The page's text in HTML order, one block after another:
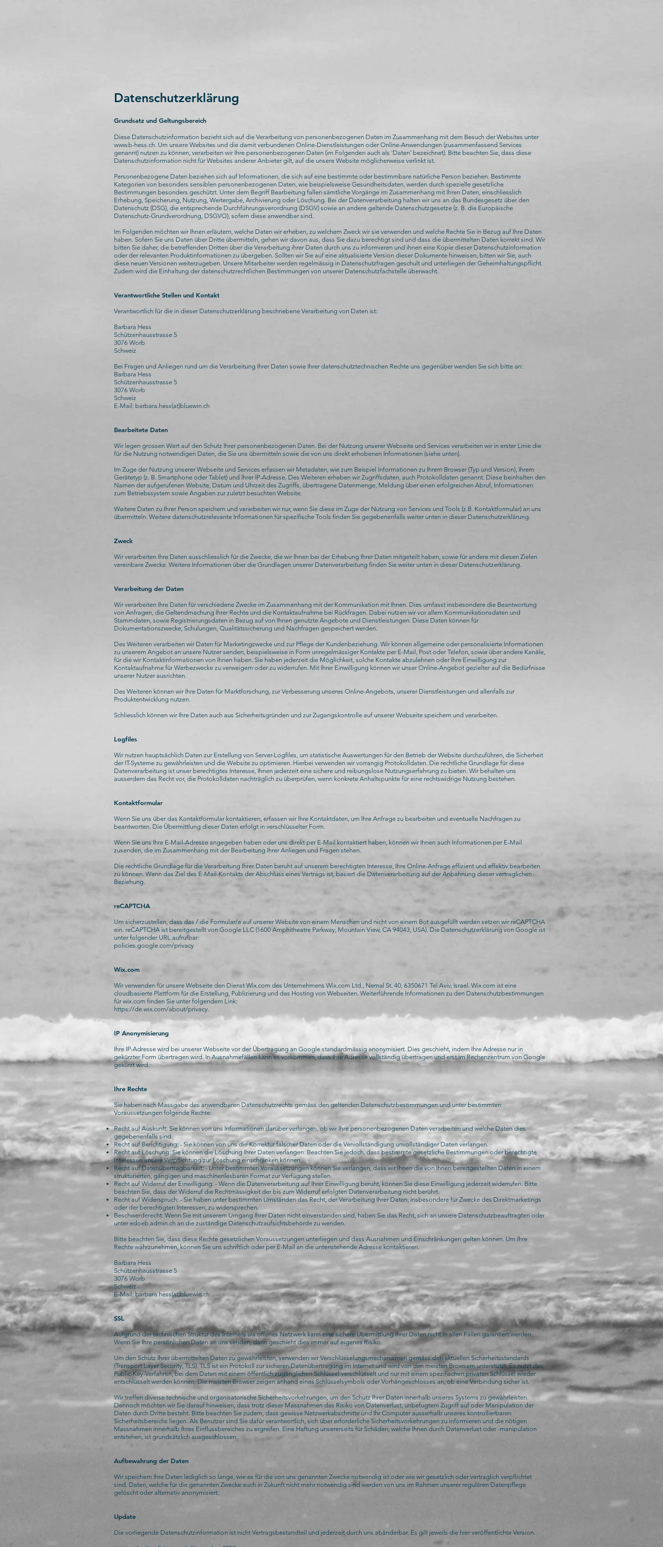
Datenschutzerklärung
Grundsatz und Geltungsbereich
Diese Datenschutzinformation bezieht sich auf die Verarbeitung von personenbezogenen Daten im Zusammenhang mit dem Besuch der Websites unter
www.b-hess.ch. Um unsere Websites und die damit verbundenen Online-Dienstleistungen oder Online-Anwendungen (zusammenfassend Services
genannt) nutzen zu können, verarbeiten wir Ihre personenbezogenen Daten (im Folgenden auch als 'Daten' bezeichnet). Bitte beachten Sie, dass diese
Datenschutzinformation nicht für Websites anderer Anbieter gilt, auf die unsere Website möglicherweise verlinkt ist.
Personenbezogene Daten beziehen sich auf Informationen, die sich auf eine bestimmte oder bestimmbare natürliche Person beziehen. Bestimmte
Kategorien von besonders sensiblen personenbezogenen Daten, wie beispielsweise Gesundheitsdaten, werden durch spezielle gesetzliche
Bestimmungen besonders geschützt. Unter dem Begriff Bearbeitung fallen sämtliche Vorgänge im Zusammenhang mit Ihren Daten, einschliesslich
Erhebung, Speicherung, Nutzung, Weitergabe, Archivierung oder Löschung. Bei der Datenverarbeitung halten wir uns an das Bundesgesetz über den
Datenschutz (DSG), die entsprechende Durchführungsverordnung (DSGV) sowie an andere geltende Datenschutzgesetze (z. B. die Europäische
Datenschutz-Grundverordnung, DSGVO), sofern diese anwendbar sind.
Im Folgenden möchten wir Ihnen erläutern, welche Daten wir erheben, zu welchem Zweck wir sie verwenden und welche Rechte Sie in Bezug auf Ihre Daten
haben. Sofern Sie uns Daten über Dritte übermitteln, gehen wir davon aus, dass Sie dazu berechtigt sind und dass die übermittelten Daten korrekt sind. Wir
bitten Sie daher, die betreffenden Dritten über die Verarbeitung ihrer Daten durch uns zu informieren und ihnen eine Kopie dieser Datenschutzinformation
oder der relevanten Produktinformationen zu übergeben. Sollten wir Sie auf eine aktualisierte Version dieser Dokumente hinweisen, bitten wir Sie, auch
diese neuen Versionen weiterzugeben. Unsere Mitarbeiter werden regelmässig in Datenschutzfragen geschult und unterliegen der Geheimhaltungspflicht.
Zudem wird die Einhaltung der datenschutzrechtlichen Bestimmungen von unserer Datenschutzfachstelle überwacht.
Verantwortliche Stellen und Kontakt
Verantwortlich für die in dieser Datenschutzerklärung beschriebene Verarbeitung von Daten ist:
Barbara Hess
Schützenhausstrasse 5
3076 Worb
Schweiz
Bei Fragen und Anliegen rund um die Verarbeitung Ihrer Daten sowie Ihrer datenschutztechnischen Rechte uns gegenüber wenden Sie sich bitte an:
Barbara Hess
Schützenhausstrasse 5
3076 Worb
Schweiz
E-Mail: barbara.hess(at)bluewin.ch
Bearbeitete Daten
Wir legen grossen Wert auf den Schutz Ihrer personenbezogenen Daten. Bei der Nutzung unserer Webseite und Services verarbeiten wir in erster Linie die
für die Nutzung notwendigen Daten, die Sie uns übermitteln sowie die von uns direkt erhobenen Informationen (siehe unten).
Im Zuge der Nutzung unserer Webseite und Services erfassen wir Metadaten, wie zum Beispiel Informationen zu Ihrem Browser (Typ und Version), Ihrem
Gerätetyp (z. B. Smartphone oder Tablet) und Ihrer IP-Adresse. Des Weiteren erheben wir Zugriffsdaten, auch Protokolldaten genannt. Diese beinhalten den
Namen der aufgerufenen Website, Datum und Uhrzeit des Zugriffs, übertragene Datenmenge, Meldung über einen erfolgreichen Abruf, Informationen
zum Betriebssystem sowie Angaben zur zuletzt besuchten Website.
Weitere Daten zu Ihrer Person speichern und verarbeiten wir nur, wenn Sie diese im Zuge der Nutzung von Services und Tools (z.B. Kontaktformular) an uns
übermitteln. Weitere datenschutzrelevante Informationen für spezifische Tools finden Sie gegebenenfalls weiter unten in dieser Datenschutzerklärung.
Zweck
Wir verarbeiten Ihre Daten ausschliesslich für die Zwecke, die wir Ihnen bei der Erhebung Ihrer Daten mitgeteilt haben, sowie für andere mit diesen Zielen
vereinbare Zwecke. Weitere Informationen über die Grundlagen unserer Datenverarbeitung finden Sie weiter unten in dieser Datenschutzerklärung.
Verarbeitung der Daten
Wir verarbeiten Ihre Daten für verschiedene Zwecke im Zusammenhang mit der Kommunikation mit Ihnen. Dies umfasst insbesondere die Beantwortung
von Anfragen, die Geltendmachung Ihrer Rechte und die Kontaktaufnahme bei Rückfragen. Dabei nutzen wir vor allem Kommunikationsdaten und
Stammdaten, sowie Registrierungsdaten in Bezug auf von Ihnen genutzte Angebote und Dienstleistungen. Diese Daten können für
Dokumentationszwecke, Schulungen, Qualitätssicherung und Nachfragen gespeichert werden.
Des Weiteren verarbeiten wir Daten für Marketingzwecke und zur Pflege der Kundenbeziehung. Wir können allgemeine oder personalisierte Informationen
zu unserem Angebot an unsere Nutzer senden, beispielsweise in Form unregelmässiger Kontakte per E-Mail, Post oder Telefon, sowie über andere Kanäle,
für die wir Kontaktinformationen von Ihnen haben. Sie haben jederzeit die Möglichkeit, solche Kontakte abzulehnen oder Ihre Einwilligung zur
Kontaktaufnahme für Werbezwecke zu verweigern oder zu widerrufen. Mit Ihrer Einwilligung können wir unser Online-Angebot gezielter auf die Bedürfnisse
unserer Nutzer ausrichten.
Des Weiteren können wir Ihre Daten für Marktforschung, zur Verbesserung unseres Online-Angebots, unserer Dienstleistungen und allenfalls zur
Produktentwicklung nutzen.
Schliesslich können wir Ihre Daten auch aus Sicherheitsgründen und zur Zugangskontrolle auf unserer Webseite speichern und verarbeiten.
Logfiles
Wir nutzen hauptsächlich Daten zur Erstellung von Server-Logfiles, um statistische Auswertungen für den Betrieb der Website durchzuführen, die Sicherheit
der IT-Systeme zu gewährleisten und die Website zu optimieren. Hierbei verwenden wir vorrangig Protokolldaten. Die rechtliche Grundlage für diese
Datenverarbeitung ist unser berechtigtes Interesse, Ihnen jederzeit eine sichere und reibungslose Nutzungserfahrung zu bieten. Wir behalten uns
ausserdem das Recht vor, die Protokolldaten nachträglich zu überprüfen, wenn konkrete Anhaltspunkte für eine rechtswidrige Nutzung bestehen.
Kontaktformular
Wenn Sie uns über das Kontaktformular kontaktieren, erfassen wir Ihre Kontaktdaten, um Ihre Anfrage zu bearbeiten und eventuelle Nachfragen zu
beantworten. Die Übermittlung dieser Daten erfolgt in verschlüsselter Form.
Wenn Sie uns Ihre E-Mail-Adresse angegeben haben oder uns direkt per E-Mail kontaktiert haben, können wir Ihnen auch Informationen per E-Mail
zusenden, die im Zusammenhang mit der Bearbeitung Ihrer Anliegen und Fragen stehen.
Die rechtliche Grundlage für die Verarbeitung Ihrer Daten beruht auf unserem berechtigten Interesse, Ihre Online-Anfrage effizient und effektiv bearbeiten
zu können. Wenn das Ziel des E-Mail-Kontakts der Abschluss eines Vertrags ist, basiert die Datenverarbeitung auf der Anbahnung dieser vertraglichen
Beziehung.
reCAPTCHA
Um sicherzustellen, dass das / die Formular/e auf unserer Website von einem Menschen und nicht von einem Bot ausgefüllt werden setzen wir reCAPTCHA
ein. reCAPTCHA ist bereitgestellt von Google LLC (1600 Amphitheatre Parkway, Mountain View, CA 94043, USA). Die Datenschutzerklärung von Google ist
unter folgender URL aufrufbar:
policies.google.com/privacy
Wix.com
Wir verwenden für unsere Webseite den Dienst Wix.com des Unternehmens Wix.com Ltd., Nemal St. 40, 6350671 Tel Aviv, Israel. Wix.com ist eine
cloudbasierte Plattform für die Erstellung, Publizierung und das Hosting von Webseiten. Weiterführende Informationen zu den Datenschutzbestimmungen
für wix.com finden Sie unter folgendem Link:
https://de.wix.com/about/privacy.
IP Anonymisierung
Ihre IP-Adresse wird bei unserer Webseite vor der Übertragung an Google standardmässig anonymisiert. Dies geschieht, indem Ihre Adresse nur in
gekürzter Form übertragen wird. In Ausnahmefällen kann es vorkommen, dass Ihre Adresse vollständig übertragen und erst im Rechenzentrum von Google
gekürzt wird.
Ihre Rechte
Sie haben nach Massgabe des anwendbaren Datenschutzrechts gemäss den geltenden Datenschutzbestimmungen und unter bestimmten
Voraussetzungen folgende Rechte:
Recht auf Auskunft: Sie können von uns Informationen darüber verlangen, ob wir Ihre personenbezogenen Daten verarbeiten und welche Daten dies
gegebenenfalls sind.
Recht auf Berichtigung: - Sie können von uns die Korrektur falscher Daten oder die Vervollständigung unvollständiger Daten verlangen.
Recht auf Löschung: Sie können die Löschung Ihrer Daten verlangen. Beachten Sie jedoch, dass bestimmte gesetzliche Bestimmungen oder berechtigte
Interessen unsere Verpflichtung zur Löschung einschränken können.
Recht auf Datenübertragbarkeit: - Unter bestimmten Voraussetzungen können Sie verlangen, dass wir Ihnen die von Ihnen bereitgestellten Daten in einem
strukturierten, gängigen und maschinenlesbaren Format zur Verfügung stellen.
Recht auf Widerruf der Einwilligung: - Wenn die Datenverarbeitung auf Ihrer Einwilligung beruht, können Sie diese Einwilligung jederzeit widerrufen. Bitte
beachten Sie, dass der Widerruf die Rechtmässigkeit der bis zum Widerruf erfolgten Datenverarbeitung nicht berührt.
Recht auf Widerspruch: - Sie haben unter bestimmten Umständen das Recht, der Verarbeitung Ihrer Daten, insbesondere für Zwecke des Direktmarketings
oder der berechtigten Interessen, zu widersprechen.
Beschwerderecht: Wenn Sie mit unserem Umgang Ihrer Daten nicht einverstanden sind, haben Sie das Recht, sich an unsere Datenschutzbeauftragten oder
unter edoeb.admin.ch an die zuständige Datenschutzaufsichtsbehörde zu wenden.
Bitte beachten Sie, dass diese Rechte gesetzlichen Voraussetzungen unterliegen und dass Ausnahmen und Einschränkungen gelten können. Um Ihre
Rechte wahrzunehmen, können Sie uns schriftlich oder per E-Mail an die untenstehende Adresse kontaktieren.
Barbara Hess
Schützenhausstrasse 5
3076 Worb
Schweiz
E-Mail: barbara.hess(at)bluewin.ch
SSL
Aufgrund der technischen Struktur des Internets als offenes Netzwerk kann eine sichere Übermittlung Ihrer Daten nicht in allen Fällen garantiert werden.
Wenn Sie Ihre persönlichen Daten an uns senden, dann geschieht dies immer auf eigenes Risiko.
Um den Schutz Ihrer übermittelten Daten zu gewährleisten, verwenden wir Verschlüsselungsmechanismen gemäss den aktuellen Sicherheitsstandards
(Transport Layer Security, TLS). TLS ist ein Protokoll zur sicheren Datenübertragung im Internet und wird von den meisten Browsern unterstützt. Es nutzt das
Public-Key-Verfahren, bei dem Daten mit einem öffentlich zugänglichen Schlüssel verschlüsselt und nur mit einem spezifischen privaten Schlüssel wieder
entschlüsselt werden können. Die meisten Browser zeigen anhand eines Schlüsselsymbols oder Vorhängeschlosses an, ob eine Verbindung sicher ist.
Wir treffen diverse technische und organisatorische Sicherheitsvorkehrungen, um den Schutz Ihrer Daten innerhalb unseres Systems zu gewährleisten.
Dennoch möchten wir Sie darauf hinweisen, dass trotz dieser Massnahmen das Risiko von Datenverlust, unbefugtem Zugriff auf oder Manipulation der
Daten durch Dritte besteht. Bitte beachten Sie zudem, dass gewisse Netzwerkabschnitte und Ihr Computer ausserhalb unseres kontrollierbaren
Sicherheitsbereichs liegen. Als Benutzer sind Sie dafür verantwortlich, sich über erforderliche Sicherheitsvorkehrungen zu informieren und die nötigen
Massnahmen innerhalb Ihres Einflussbereiches zu ergreifen. Eine Haftung unsererseits für Schäden, welche Ihnen durch Datenverlust oder -manipulation
entstehen, ist grundsätzlich ausgeschlossen.
Aufbewahrung der Daten
Wir speichern Ihre Daten lediglich so lange, wie es für die von uns genannten Zwecke notwendig ist oder wie wir gesetzlich oder vertraglich verpflichtet
sind. Daten, welche für die genannten Zwecke auch in Zukunft nicht mehr notwendig sind werden von uns im Rahmen unserer regulären Datenpflege
gelöscht oder alternativ anonymisiert.
Update
Die vorliegende Datenschutzinformation ist nicht Vertragsbestandteil und jederzeit durch uns abänderbar. Es gilt jeweils die hier veröffentlichte Version.